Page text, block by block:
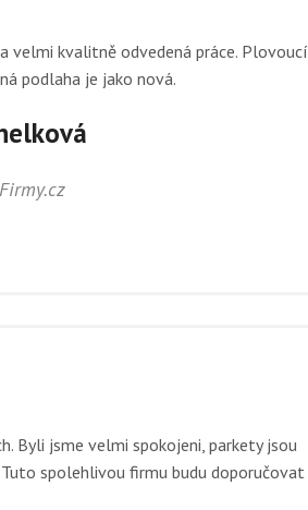
velmi kvalitně odvedená práce. Plovoucí
podlaha je jako nová.
Byli jsme velmi spokojeni, parkety jsou
spolehlivou firmu budu doporučovat